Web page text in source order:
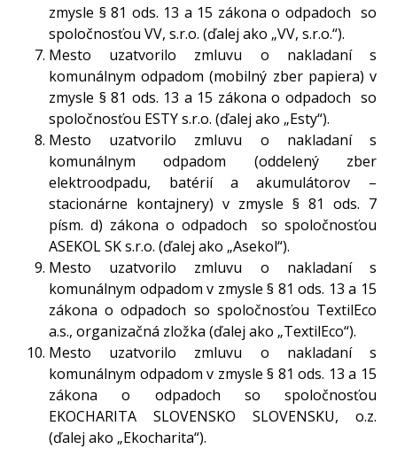
zmysle § 81 ods. 13 a 15 zákona o odpadoch so
spoločnosťou VV, s.r.o. (ďalej ako „VV, s.r.o.“).
Mesto uzatvorilo zmluvu o nakladaní s
komunálnym odpadom (mobilný zber papiera) v
zmysle § 81 ods. 13 a 15 zákona o odpadoch so
spoločnosťou ESTY s.r.o. (ďalej ako „Esty“).
Mesto uzatvorilo zmluvu o nakladaní s
komunálnym odpadom (oddelený zber
elektroodpadu, batérií a akumulátorov –
stacionárne kontajnery) v zmysle § 81 ods. 7
písm. d) zákona o odpadoch so spoločnosťou
ASEKOL SK s.r.o. (ďalej ako „Asekol“).
Mesto uzatvorilo zmluvu o nakladaní s
komunálnym odpadom v zmysle § 81 ods. 13 a 15
zákona o odpadoch so spoločnosťou TextilEco
a.s., organizačná zložka (ďalej ako „TextilEco“).
Mesto uzatvorilo zmluvu o nakladaní s
komunálnym odpadom v zmysle § 81 ods. 13 a 15
zákona o odpadoch so spoločnosťou
EKOCHARITA SLOVENSKO SLOVENSKU, o.z.
(ďalej ako „Ekocharita“).